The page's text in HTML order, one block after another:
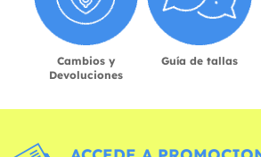
Cambios y
Devoluciones
Guía de tallas